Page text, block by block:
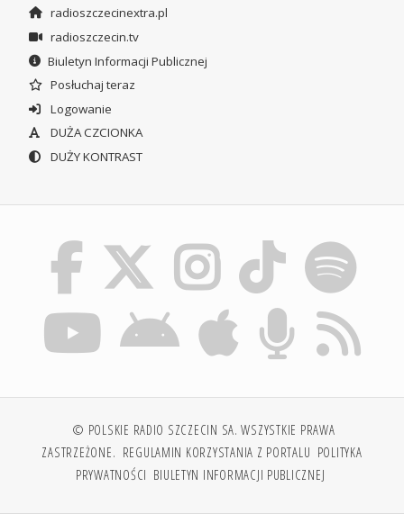
radioszczecinextra.pl
radioszczecin.tv
Biuletyn Informacji Publicznej
Posłuchaj teraz
Logowanie
DUŻA CZCIONKA
DUŻY KONTRAST
© POLSKIE RADIO SZCZECIN SA. WSZYSTKIE PRAWA
ZASTRZEŻONE. REGULAMIN KORZYSTANIA Z PORTALU POLITYKA
PRYWATNOŚCI BIULETYN INFORMACJI PUBLICZNEJ